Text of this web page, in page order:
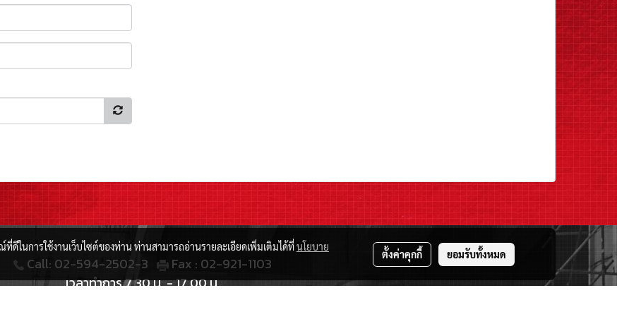
Call: 02-594-2502-3
Fax : 02-921-1103
เวลาทำการ 7.30 น. - 17.00 น.
ในการใช้งานเว็บไซต์ของท่าน ท่านสามารถอ่านรายละเอียดเพิ่มเติมได้ที่นโยบาย
ตั้งค่าคุกกี้ ยอมรับทั้งหมด